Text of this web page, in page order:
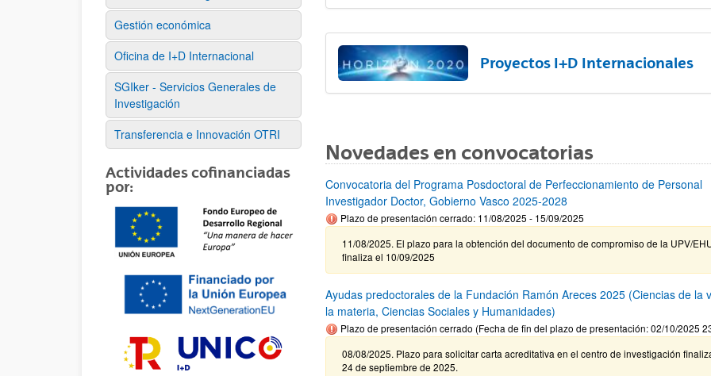
Gestión económica
Oficina de I+D Internacional
SGIker - Servicios Generales de
Investigación
Transferencia e Innovación OTRI
Actividades cofinanciadas
por:
Proyectos I+D Internacionales
Novedades en convocatorias
Convocatoria del Programa Posdoctoral de Perfeccionamiento de Personal
Investigador Doctor, Gobierno Vasco 2025-2028
Plazo de presentación cerrado: 11/08/2025 - 15/09/2025
11/08/2025. El plazo para la obtención del documento de compromiso de la UPV/
finaliza el 10/09/2025
Ayudas predoctorales de la Fundación Ramón Areces 2025 (Ciencias de la
la materia, Ciencias Sociales y Humanidades)
Plazo de presentación cerrado (Fecha de fin del plazo de presentación: 02/10/2025
08/08/2025. Plazo para solicitar carta acreditativa en el centro de investigación
24 de septiembre de 2025.